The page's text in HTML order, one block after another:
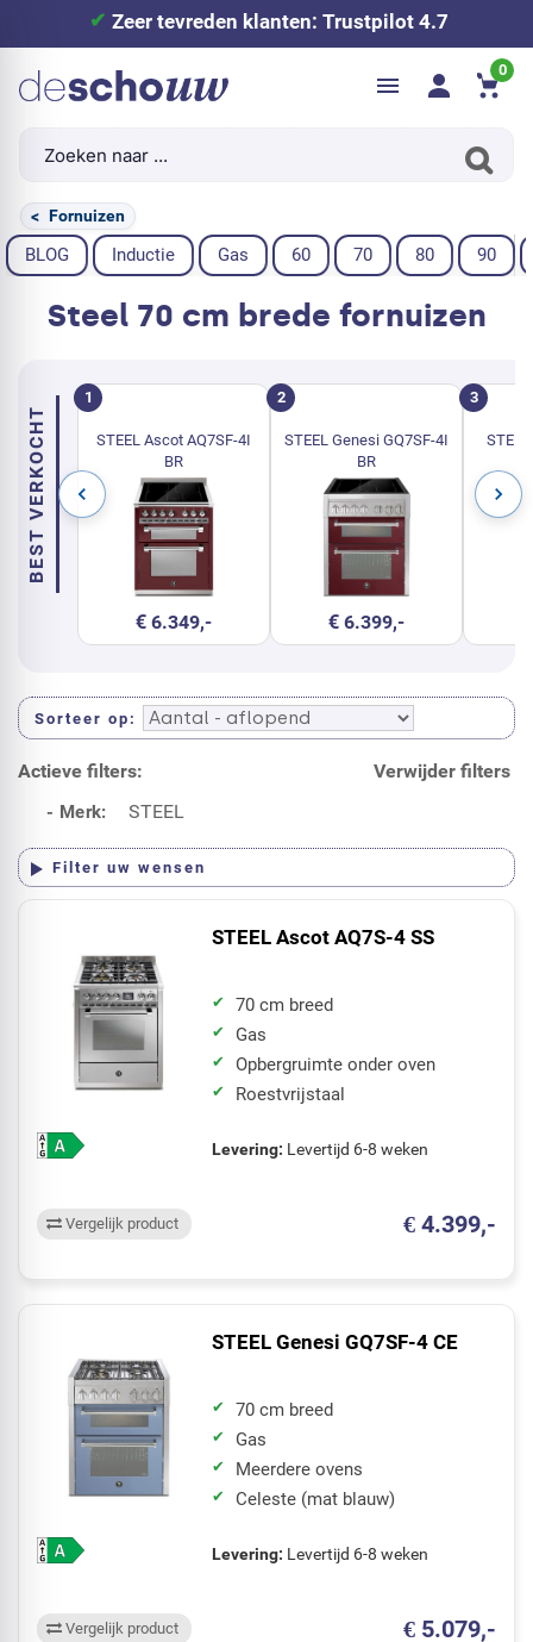
Voor 21.00 uur besteld, morgen geleverd
0
< Fornuizen
BLOG Inductie Gas 60 70 80 90
Steel 70 cm brede fornuizen
Sorteer op
Verwijder filters
Actieve filters:
- Merk: STEEL
Filter uw wensen
STEEL Ascot AQ7S-4 SS
70 cm breed
Gas
Opbergruimte onder oven
Roestvrijstaal
Levering: Levertijd 6-8 weken
€ 4.399,-
Vergelijk product
STEEL Genesi GQ7SF-4 CE
70 cm breed
Gas
Meerdere ovens
Celeste (mat blauw)
Levering: Levertijd 6-8 weken
€ 5.079,-
Vergelijk product
BEST VERKOCHT
STEEL Ascot AQ7SF-4I
BR
€ 6.349,-
STEEL Genesi GQ7SF-4I
BR
€ 6.399,-